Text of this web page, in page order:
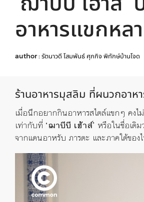
อาหารแขกหล
author :รัตนาวดี โสมพันธ์ ศุภกิจ พิทักษ์บ้านโจด
ร้านอาหารมุสลิม ที่ผนวกอาห
เมื่อนึกอยากกินอาหารสไตล์แขกๆ คงไ
เท่ากับที่ ‘ฌาบีบี เฮ้าส์’ หรือในชื่อเดิ
จากแดนอาหรับ ภารตะ และภาคใต้ของ